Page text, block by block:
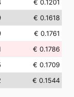
€ 0.1201
€ 0.1618
€ 0.1761
€ 0.1786
€ 0.1709
€ 0.1544